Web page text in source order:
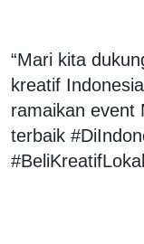
“Mari kita
kreatif
ramaikan event
terbaik